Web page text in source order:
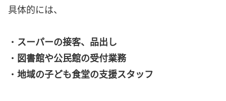
具体的には、
・ スーパーの接客、品出し
・ 図書館や公民館の受付業務
・ 地域の子ども食堂の支援スタッフ